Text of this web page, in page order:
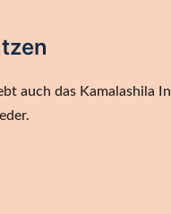
auch das Kamalashila